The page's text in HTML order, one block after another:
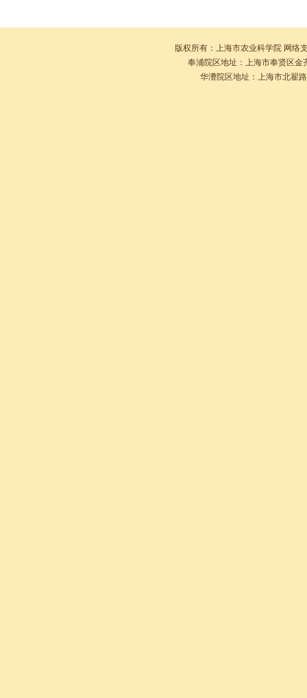
版权所有：上海市农业科学院 网络
奉浦院区地址：上海市奉贤区
华漕院区地址：上海市北翟